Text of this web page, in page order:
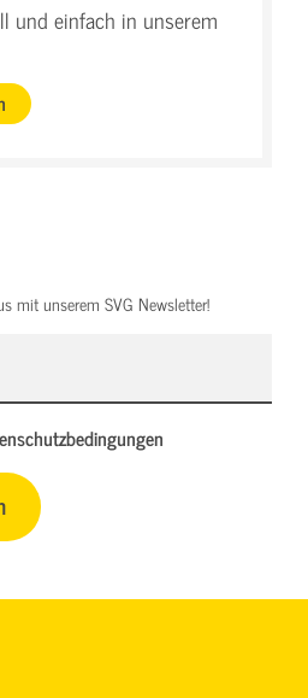
und einfach in unserem
mit unserem SVG Newsletter!